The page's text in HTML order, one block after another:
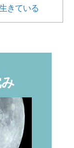
きている